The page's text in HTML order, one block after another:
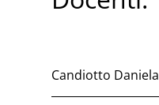
Candiotto Daniela